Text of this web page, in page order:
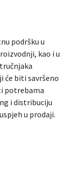
podršku u
kao i u
će biti savršeno
potrebama
i distribuciju
u prodaji.